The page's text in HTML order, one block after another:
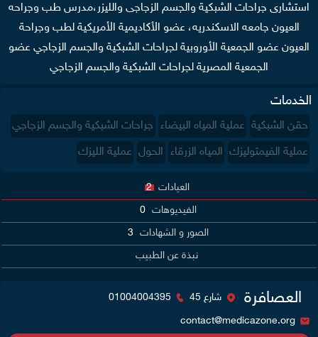
استشارى جراحات الشبكية والجسم الزجاجى والليزر،مدرس طب وجراحه
العيون جامعه الاسكندريه، عضو الأكاديمية الأمريكية لطب وجراحة
العيون عضو الجمعية الأوروبية لجراحات الشبكية والجسم الزجاجي عضو
الجمعية المصرية لجراحات الشبكية والجسم الزجاجي
الخدمات
حقن الشبكية عملية المياه البيضاء جراحات الشبكية والجسم الزجاجي
عملية الفيمتوليزك المياه الزرقاء الحول عملية الليزك
العيادات 2
الفيديوهات 0
الصور و الشهادات 3
نبذة عن الطبيب
العصافرة شارع 45
01004004395
contact@medicazone.org